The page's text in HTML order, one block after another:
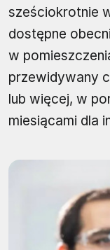
sześciokrotnie
dostępne
w
przewidywany
lub więcej, w
miesiącami dla